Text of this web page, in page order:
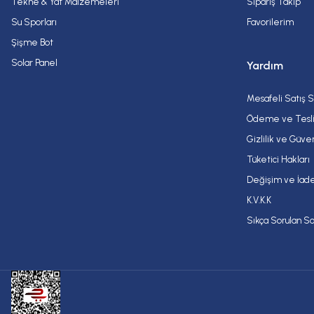
Su Sporları
Şişme Bot
Solar Panel
Favorilerim
Yardım
Mesafeli Satış
Ödeme ve
Gizlilik ve
Tüketici Hakları
Değişim ve
K.V.K.K
Sıkça Sorulan